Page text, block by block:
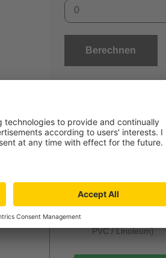
0
Berechnen
Jetzt Ihr
Verlegung und
Angebot wird
unverbindlich &
Mengenrabatt
Bei Lieferung
PVC / Linoleum)